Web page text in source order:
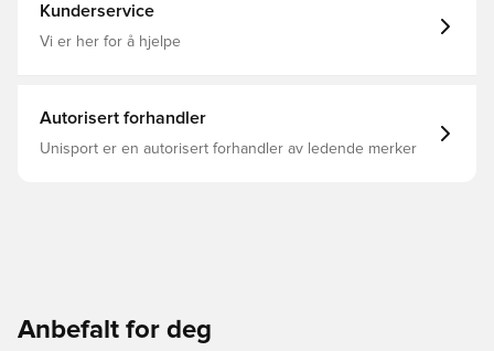
Kunderservice
Vi er her for å hjelpe
Autorisert forhandler
Unisport er en autorisert forhandler av ledende merker
Anbefalt for deg